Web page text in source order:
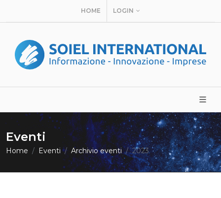
HOME LOGIN
Eventi
Home Eventi Archivio eventi 2023